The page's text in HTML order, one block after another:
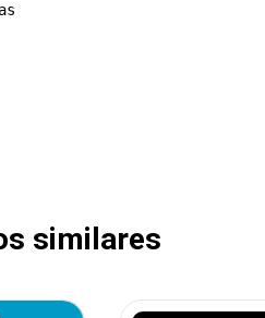
similares